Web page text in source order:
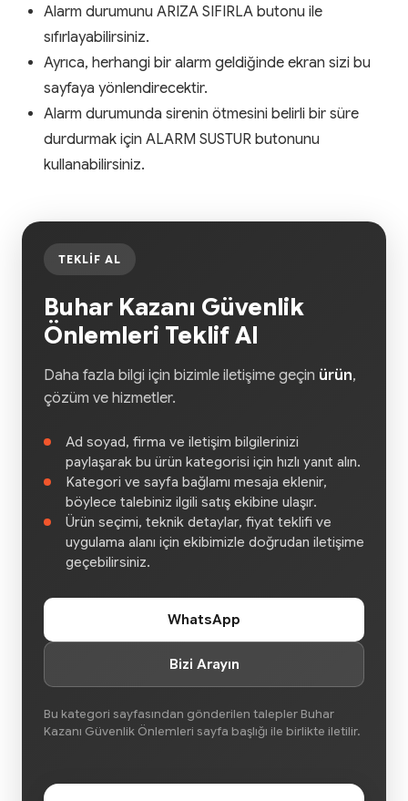
Alarm durumunu ARIZA SIFIRLA butonu ile
sıfırlayabilirsiniz.
Ayrıca, herhangi bir alarm geldiğinde ekran sizi bu
sayfaya yönlendirecektir.
Alarm durumunda sirenin ötmesini belirli bir süre
durdurmak için ALARM SUSTUR butonunu
kullanabilirsiniz.
TEKLIF AL
Buhar Kazanı Güvenlik
Önlemleri Teklif Al
Daha fazla bilgi için bizimle iletişime geçin ürün,
çözüm ve hizmetler.
Ad soyad, firma ve iletişim bilgilerinizi
paylaşarak bu ürün kategorisi için hızlı yanıt alın.
Kategori ve sayfa bağlamı mesaja eklenir,
böylece talebiniz ilgili satış ekibine ulaşır.
Ürün seçimi, teknik detaylar, fiyat teklifi ve
uygulama alanı için ekibimizle doğrudan iletişime
geçebilirsiniz.
WhatsApp
Bizi Arayın
Bu kategori sayfasından gönderilen talepler Buhar
Kazanı Güvenlik Önlemleri sayfa başlığı ile birlikte iletilir.